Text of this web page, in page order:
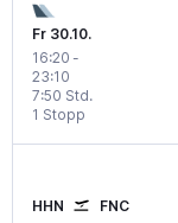
Fr 30.10.
16:20 -
23:10
1 Stopp
7:50 Std.
HHN FNC